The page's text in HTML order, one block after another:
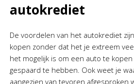
autokrediet
De voordelen van het autokrediet
kopen zonder dat het je extreem
het mogelijk is om een auto te
gespaard te hebben. Ook weet je
aangezien van tevoren afgesproken